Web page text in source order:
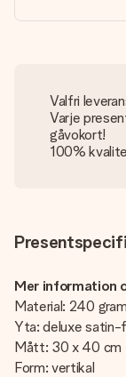
Valfri
Varje
gåvokort!
100%
Mer information
Material: 240
Yta: deluxe satin-
Mått: 30 x 40 cm
Form: vertikal